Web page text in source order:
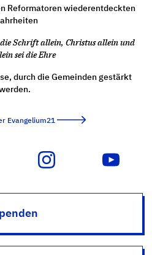
Reformatoren wiederentdeckten
Schrift allein, Christus allein und
sei die Ehre
durch die Gemeinden gestärkt
Evangelium21